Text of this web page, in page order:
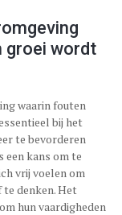
groei wordt
waarin fouten
bij het
te bevorderen
een kans om te
vrij voelen om
denken. Het
hun vaardigheden